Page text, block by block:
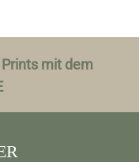
Prints mit dem